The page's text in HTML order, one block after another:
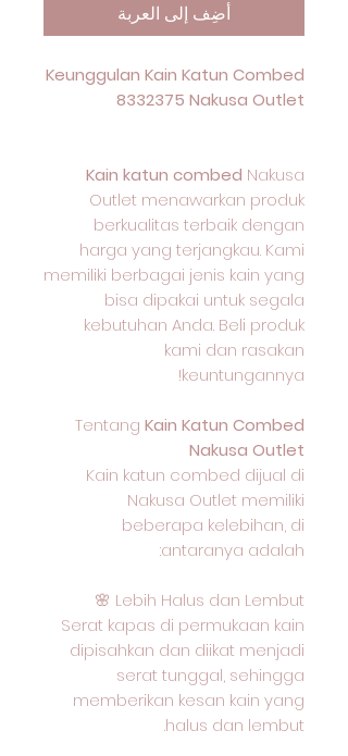
أضِف إلى العربة
Keunggulan Kain Katun Combed
8332375 Nakusa Outlet
Kain katun combed Nakusa
Outlet menawarkan produk
berkualitas terbaik dengan
harga yang terjangkau. Kami
memiliki berbagai jenis kain yang
bisa dipakai untuk segala
kebutuhan Anda. Beli produk
kami dan rasakan
keuntungannya!
Tentang Kain Katun Combed
Nakusa Outlet
Kain katun combed dijual di
Nakusa Outlet memiliki
beberapa kelebihan, di
antaranya adalah:
Lebih Halus dan Lembut 🌸
Serat kapas di permukaan kain
dipisahkan dan diikat menjadi
serat tunggal, sehingga
memberikan kesan kain yang
halus dan lembut.